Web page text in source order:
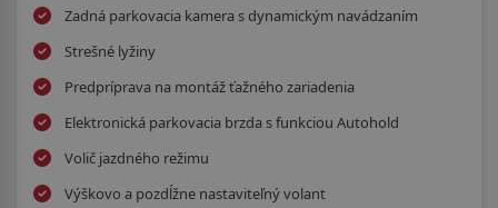
Zadná parkovacia kamera s dynamickým navádzaním
Strešné lyžiny
Predpríprava na montáž ťažného zariadenia
Elektronická parkovacia brzda s funkciou Autohold
Volič jazdného režimu
Výškovo a pozdĺžne nastaviteľný volant